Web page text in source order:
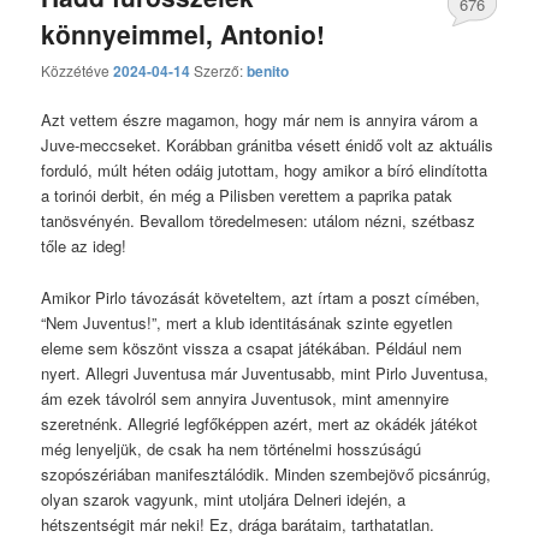
könnyeimmel, Antonio!
Közzétéve2024-04-14Szerző:benito
676
Azt vettem észre magamon, hogy már nem is annyira várom a
Juve-meccseket. Korábban gránitba vésett énidő volt az aktuális
forduló, múlt héten odáig jutottam, hogy amikor a bíró elindította
a torinói derbit, én még a Pilisben verettem a paprika patak
tanösvényén. Bevallom töredelmesen: utálom nézni, szétbasz
tőle az ideg!
Amikor Pirlo távozását követeltem, azt írtam a poszt címében,
“Nem Juventus!”, mert a klub identitásának szinte egyetlen
eleme sem köszönt vissza a csapat játékában. Például nem
nyert. Allegri Juventusa már Juventusabb, mint Pirlo Juventusa,
ám ezek távolról sem annyira Juventusok, mint amennyire
szeretnénk. Allegrié legfőképpen azért, mert az okádék játékot
még lenyeljük, de csak ha nem történelmi hosszúságú
szopószériában manifesztálódik. Minden szembejövő picsánrúg,
olyan szarok vagyunk, mint utoljára Delneri idején, a
hétszentségit már neki! Ez, drága barátaim, tarthatatlan.